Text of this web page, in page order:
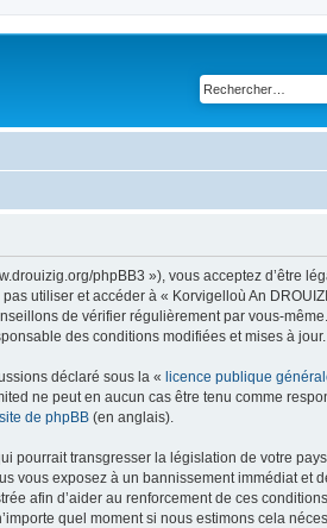
phpBB3 »), vous acceptez d’être
utiliser et accéder à « Korvigelloù An
de vérifier régulièrement par vous-
des conditions modifiées et mises à jour.
déclaré sous la « licence publique
ne peut en aucun cas être tenu comme
de phpBB (en anglais).
pourrait transgresser la législation de votre
vous exposez à un bannissement immédiat et
afin d’aider au renforcement de ces
quel moment si nous estimons cela